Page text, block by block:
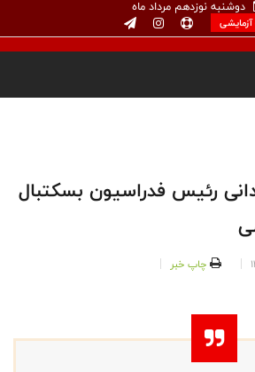
دوشنبه نوزدهم مرداد ماه
رئیس فدراسیون بسکتبال
چاپ خبر